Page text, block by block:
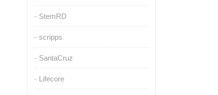
StemRD
scripps
SantaCruz
Lifecore